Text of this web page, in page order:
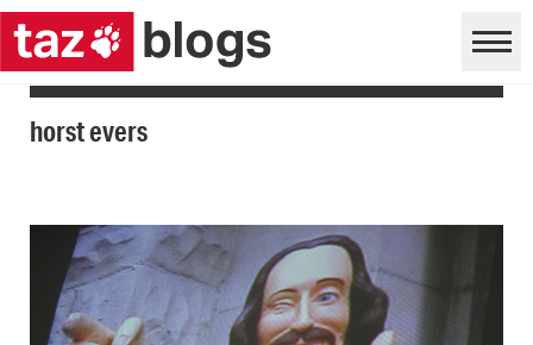
horst evers